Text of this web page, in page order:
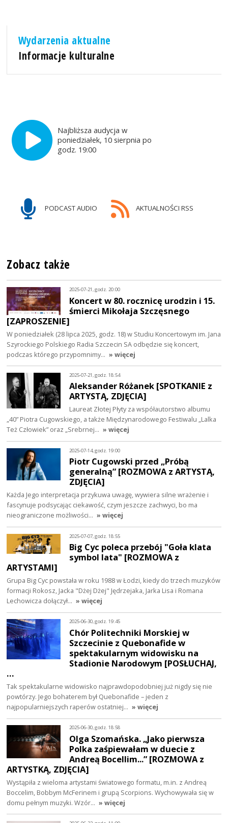
Wydarzenia aktualne
Informacje kulturalne
Najbliższa audycja w
poniedziałek, 10 sierpnia po
godz. 19:00
PODCAST AUDIO AKTUALNOŚCI RSS
Zobacz także
2025-07-21, godz. 20:00
Koncert w 80. rocznicę urodzin i 15.
śmierci Mikołaja Szczęsnego
[ZAPROSZENIE]
W poniedziałek (28 lipca 2025, godz. 18) w Studiu Koncertowym im. Jana
Szyrockiego Polskiego Radia Szczecin SA odbędzie się koncert,
podczas którego przypomnimy… » więcej
2025-07-21, godz. 18:54
Aleksander Różanek [SPOTKANIE z
ARTYSTĄ, ZDJĘCIA]
Laureat Złotej Płyty za współautorstwo albumu
„40” Piotra Cugowskiego, a także Międzynarodowego Festiwalu „Lalka
Też Człowiek” oraz „Srebrnej… » więcej
2025-07-14, godz. 19:00
Piotr Cugowski przed „Próbą
generalną” [ROZMOWA z ARTYSTĄ,
ZDJĘCIA]
Każda Jego interpretacja przykuwa uwagę, wywiera silne wrażenie i
fascynuje podsycając ciekawość, czym jeszcze zachwyci, bo ma
nieograniczone możliwości… » więcej
2025-07-07, godz. 18:55
Big Cyc poleca przebój "Goła klata
symbol lata" [ROZMOWA z
ARTYSTAMI]
Grupa Big Cyc powstała w roku 1988 w Łodzi, kiedy do trzech muzyków
formacji Rokosz, Jacka "Dżej Dżej" Jędrzejaka, Jarka Lisa i Romana
Lechowicza dołączył… » więcej
2025-06-30, godz. 19:45
Chór Politechniki Morskiej w
Szczecinie z Quebonafide w
spektakularnym widowisku na
Stadionie Narodowym [POSŁUCHAJ,
…
Tak spektakularne widowisko najprawdopodobniej już nigdy się nie
powtórzy. Jego bohaterem był Quebonafide – jeden z
najpopularniejszych raperów ostatniej… » więcej
2025-06-30, godz. 18:58
Olga Szomańska. „Jako pierwsza
Polka zaśpiewałam w duecie z
Andreą Bocellim...” [ROZMOWA z
ARTYSTKĄ, ZDJĘCIA]
Wystąpiła z wieloma artystami światowego formatu, m.in. z Andreą
Boccelim, Bobbym McFerinem i grupą Scorpions. Wychowywała się w
domu pełnym muzyki. Wzór… » więcej